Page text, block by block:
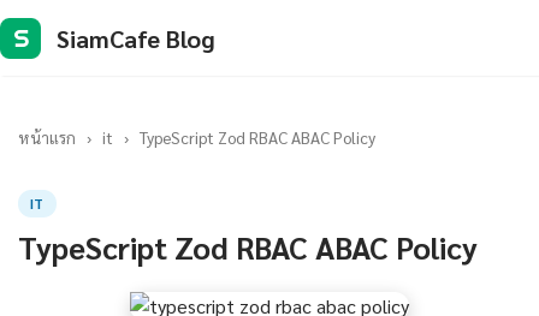
S SiamCafe Blog
หน้าแรก › it › TypeScript Zod RBAC ABAC Policy
IT
TypeScript Zod RBAC ABAC Policy